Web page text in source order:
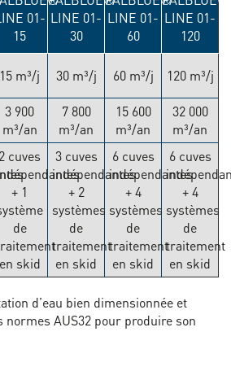
01-
15
LINE 01-
30
LINE 01-
60
LINE 01-
120
15 m³/j 30 m³/j 60 m³/j 120 m³/j
3 900
m³/an
7 800
m³/an
15 600
m³/an
32 000
m³/an
2 cuves
+ 1
de
en skid
3 cuves
indépendantes
+ 2
systèmes
de
traitement
en skid
6 cuves
indépendantes
+ 4
systèmes
de
traitement
en skid
6 cuves
+ 4
systèmes
de
traitement
en skid
d’eau bien dimensionnée et
normes AUS32 pour produire son